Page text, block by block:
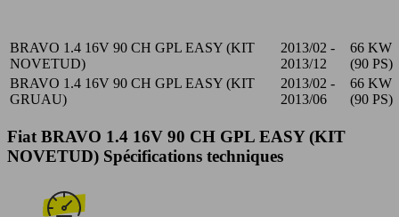
BRAVO 1.4 16V 90 CH GPL EASY (KIT
NOVETUD)
2013/02 -
2013/12
66 KW
(90 PS)
BRAVO 1.4 16V 90 CH GPL EASY (KIT
GRUAU)
2013/02 -
2013/06
66 KW
(90 PS)
Fiat BRAVO 1.4 16V 90 CH GPL EASY (KIT
NOVETUD) Spécifications techniques